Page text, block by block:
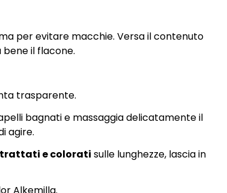
per evitare macchie. Versa il contenuto
il flacone.
trasparente.
bagnati e massaggia delicatamente il
agire.
trattati e colorati sulle lunghezze, lascia in